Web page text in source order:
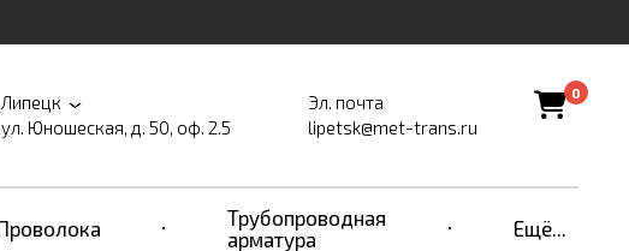
Липецк
ул. Юношеская, д. 50, оф. 2.5
Эл. почта
lipetsk@met-trans.ru
0
Трубопроводная
арматура
Ещё...